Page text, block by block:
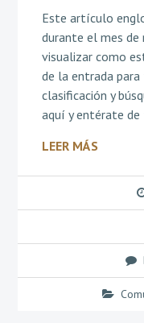
Este artículo
durante el mes de
visualizar como
de la entrada
clasificación y
aquí y entérate
LEER MÁS